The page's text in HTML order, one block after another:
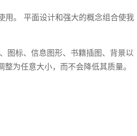
用。 平面设计和强大的概念组合使我
图标、信息图形、书籍插图、背景以
为任意大小，而不会降低其质量。